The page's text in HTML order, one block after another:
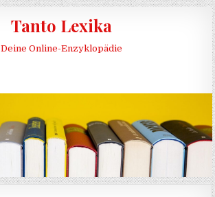
Tanto Lexika
Deine Online-Enzyklopädie